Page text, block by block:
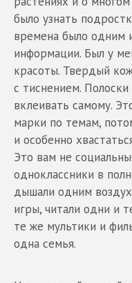
было узнать
времена было одним
информации. Был у
красоты. Твердый
с тиснением.
вклеивать самому.
марки по темам,
и особенно
Это вам не
одноклассники в
дышали одним
игры, читали одни и
те же мультики и
одна семья.